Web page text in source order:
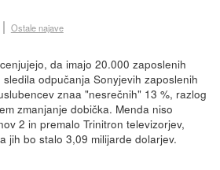
Ostale najave
da imajo 20.000 zaposlenih
odpučanja Sonyjevih zaposlenih
znaa "nesrečnih" 13 %, razlog
zmanjanje dobička. Menda niso
2 in premalo Trinitron televizorjev,
jih bo stalo 3,09 milijarde dolarjev.